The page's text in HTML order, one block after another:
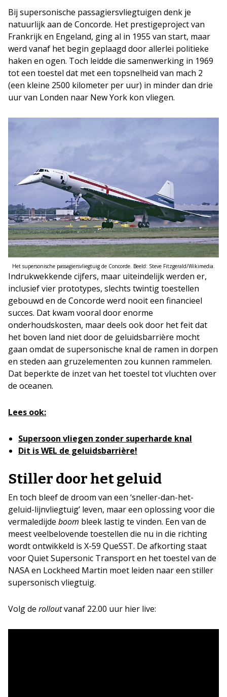
Bij supersonische passagiersvliegtuigen denk je
natuurlijk aan de Concorde. Het prestigeproject van
Frankrijk en Engeland, ging al in 1955 van start, maar
werd vanaf het begin geplaagd door allerlei politieke
haken en ogen. Toch leidde die samenwerking in 1969
tot een toestel dat met een topsnelheid van mach 2
(een kleine 2500 kilometer per uur) in minder dan drie
uur van Londen naar New York kon vliegen.
Het supersonische passagiersvliegtuig de Concorde. Beeld: Steve Fitzgerald/Wikimedia.
Indrukwekkende cijfers, maar uiteindelijk werden er,
inclusief vier prototypes, slechts twintig toestellen
gebouwd en de Concorde werd nooit een financieel
succes. Dat kwam vooral door enorme
onderhoudskosten, maar deels ook door het feit dat
het boven land niet door de geluidsbarrière mocht
gaan omdat de supersonische knal de ramen in dorpen
en steden aan gruzelementen zou kunnen rammelen.
Dat beperkte de inzet van het toestel tot vluchten over
de oceanen.
Lees ook:
Supersoon vliegen zonder superharde knal
Dit is WEL de geluidsbarrière!
Stiller door het geluid
En toch bleef de droom van een ‘sneller-dan-het-
geluid-lijnvliegtuig’ leven, maar een oplossing voor die
vermaledijde boom bleek lastig te vinden. Een van de
meest veelbelovende toestellen die nu in die richting
wordt ontwikkeld is X-59 QueSST. De afkorting staat
voor Quiet Supersonic Transport en het toestel van de
NASA en Lockheed Martin moet leiden naar een stiller
supersonisch vliegtuig.
Volg de rolloutvanaf 22.00 uur hier live: